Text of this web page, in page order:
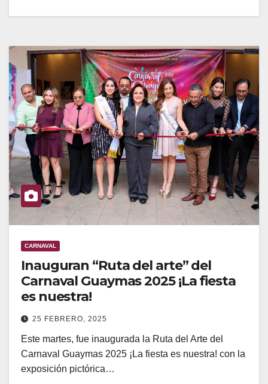
CARNAVAL
Inauguran “Ruta del arte” del
Carnaval Guaymas 2025 ¡La fiesta
es nuestra!
25 FEBRERO, 2025
Este martes, fue inaugurada la Ruta del Arte del
Carnaval Guaymas 2025 ¡La fiesta es nuestra! con la
exposición pictórica…